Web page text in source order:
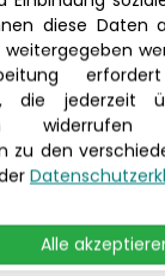
diese Daten
die jederzeit
zu den
Alle